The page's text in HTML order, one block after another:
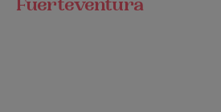
Fuerteventura